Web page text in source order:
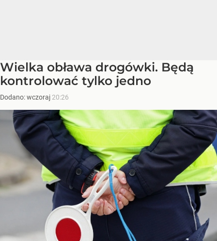
Wielka obława drogówki. Będą
kontrolować tylko jedno
Dodano:wczoraj 20:26